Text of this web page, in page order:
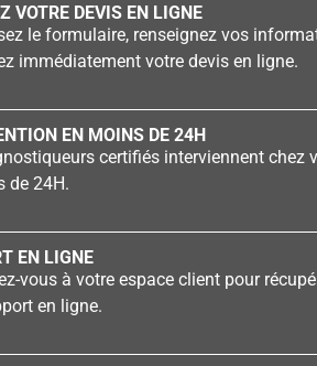
VOTRE DEVIS EN LIGNE
le formulaire, renseignez vos
immédiatement votre devis en ligne.
EN MOINS DE 24H
certifiés interviennent chez
de 24H.
EN LIGNE
vous à votre espace client pour
en ligne.